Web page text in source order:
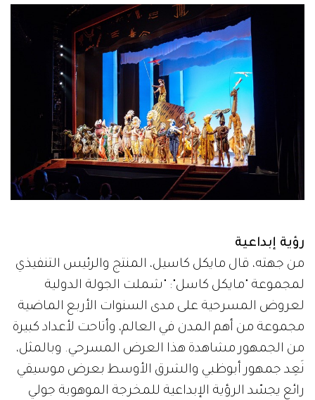
رؤية إبداعية
من جهته، قال مايكل كاسيل، المنتج والرئيس التنفيذي
لمجموعة "مايكل كاسل": "شملت الجولة الدولية
لعروض المسرحية على مدى السنوات الأربع الماضية
مجموعة من أهم المدن في العالم، وأتاحت لأعداد كبيرة
من الجمهور مشاهدة هذا العرض المسرحي. وبالمثل،
نَعِد جمهور أبوظبي والشرق الأوسط بعرض موسيقي
رائع يجسّد الرؤية الإبداعية للمخرجة الموهوبة جولي